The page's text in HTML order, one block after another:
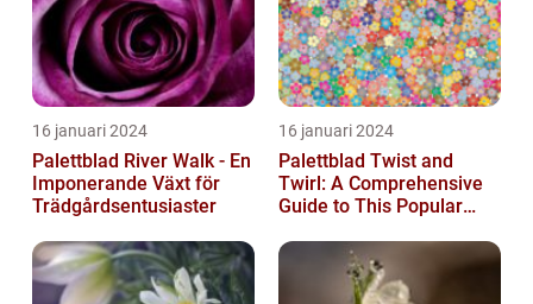
16 januari 2024
Palettblad River Walk - En
Imponerande Växt för
Trädgårdsentusiaster
16 januari 2024
Palettblad Twist and
Twirl: A Comprehensive
Guide to This Popular